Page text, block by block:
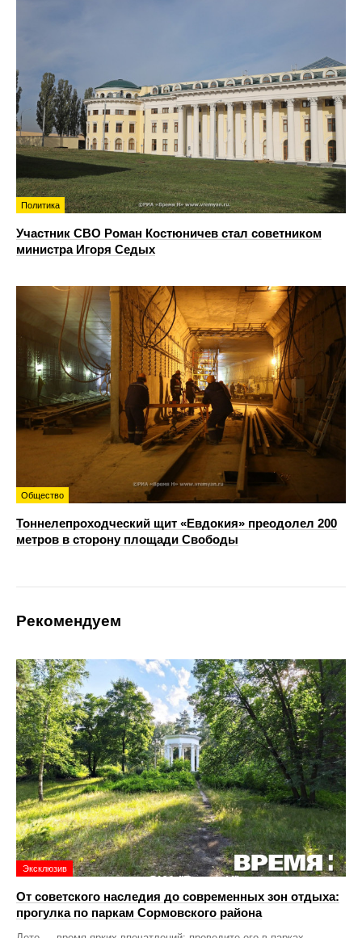
Политика
Участник СВО Роман Костюничев стал советником
министра Игоря Седых
Общество
Тоннелепроходческий щит «Евдокия» преодолел 200
метров в сторону площади Свободы
Рекомендуем
Эксклюзив
От советского наследия до современных зон отдыха:
прогулка по паркам Сормовского района